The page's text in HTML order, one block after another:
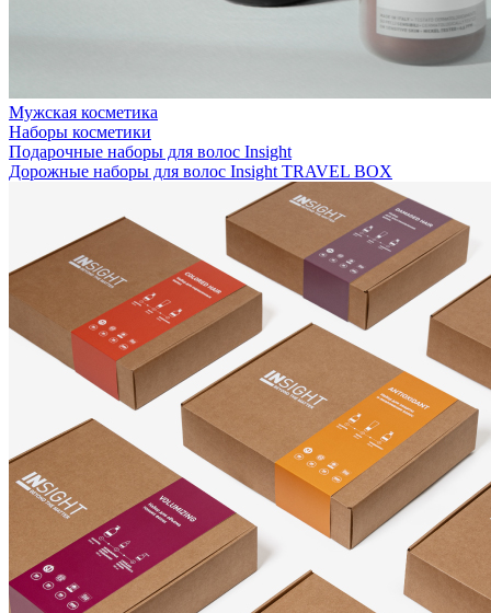
Мужская косметика
Наборы косметики
Подарочные наборы для волос Insight
Дорожные наборы для волос Insight TRAVEL BOX